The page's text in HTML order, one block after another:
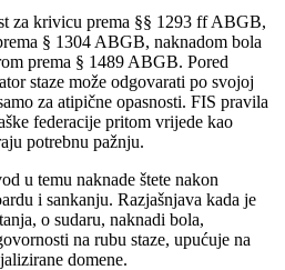
za krivicu prema §§ 1293 ff ABGB,
§ 1304 ABGB, naknadom bola
prema § 1489 ABGB. Pored
staze može odgovarati po svojoj
za atipične opasnosti. FIS pravila
federacije pritom vrijede kao
potrebnu pažnju.
u temu naknade štete nakon
i sankanju. Razjašnjava kada je
o sudaru, naknadi bola,
na rubu staze, upućuje na
domene.